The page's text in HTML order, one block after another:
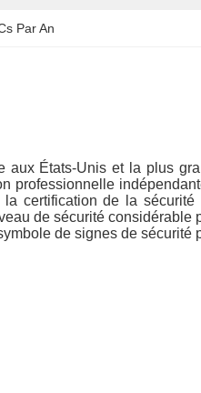
Par An
aux États-Unis et la plus
professionnelle
certification de la sécurité
de sécurité considérable
de signes de sécurité